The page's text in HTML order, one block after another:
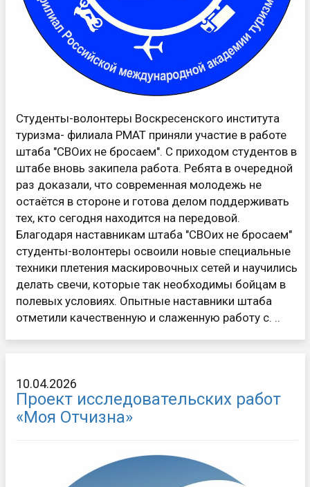
Студенты-волонтеры Воскресенского института
туризма- филиала РМАТ приняли участие в работе
штаба "СВОих не бросаем". С приходом студентов в
штабе вновь закипела работа. Ребята в очередной
раз доказали, что современная молодежь не
остаётся в стороне и готова делом поддерживать
тех, кто сегодня находится на передовой.
Благодаря наставникам штаба "СВОих не бросаем"
студенты-волонтеры освоили новые специальные
техники плетения маскировочных сетей и научились
делать свечи, которые так необходимы бойцам в
полевых условиях. Опытные наставники штаба
отметили качественную и слаженную работу с. ..
10.04.2026
Проект исследовательских работ
«Моя Отчизна»